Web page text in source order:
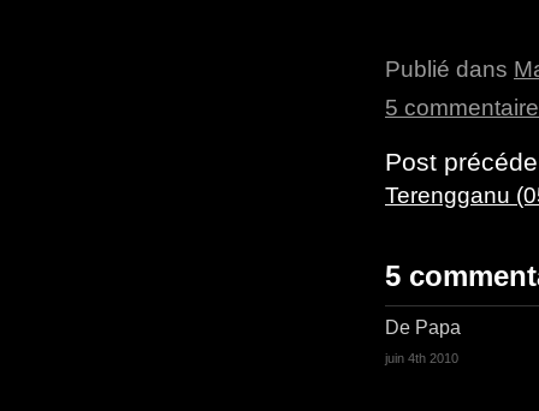
Publié dans
5
Post
Terengganu
5
De Papa
juin 4th 2010